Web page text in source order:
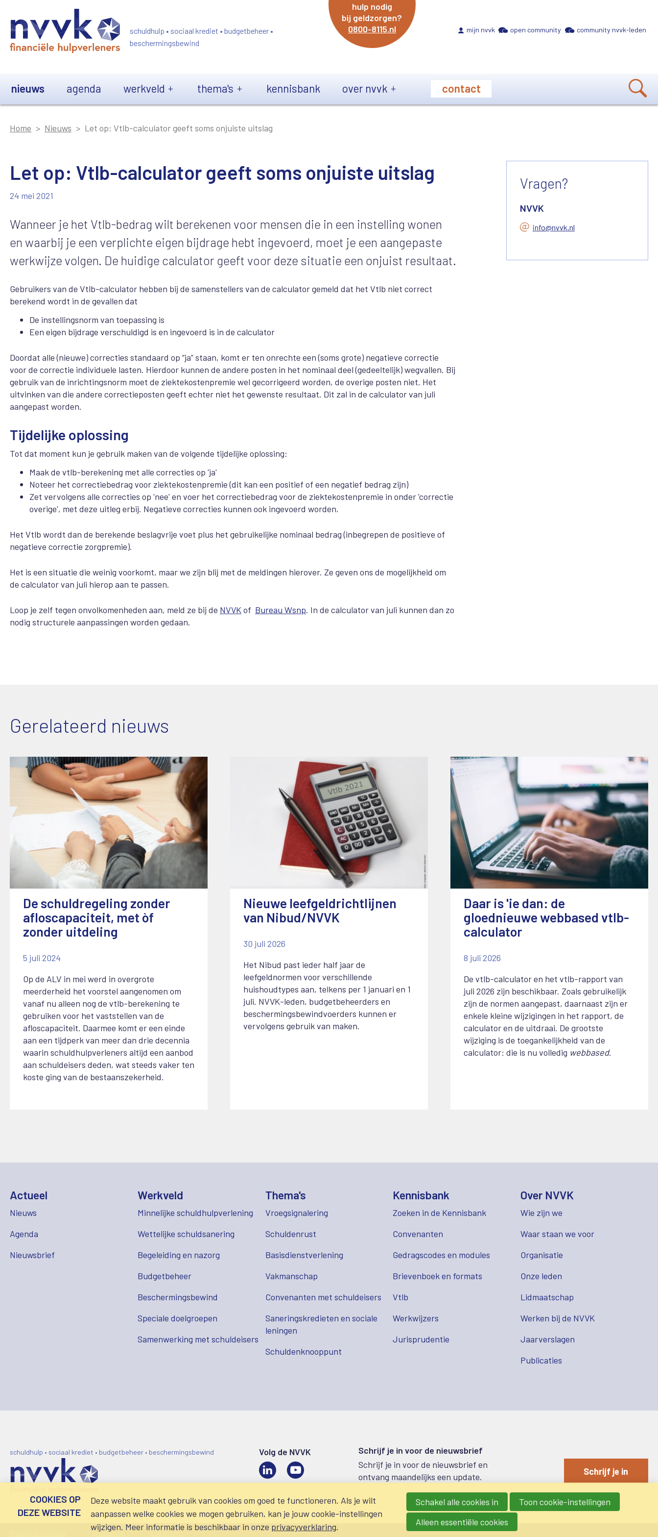
schuldhulp • sociaal krediet • budgetbeheer •
beschermingsbewind
hulp nodig
bij geldzorgen?
0800-8115.nl
mijn nvvk open community community nvvk-leden
nieuws agenda werkveld thema's kennisbank over nvvk contact
Home Nieuws Let op: Vtlb-calculator geeft soms onjuiste uitslag
Let op: Vtlb-calculator geeft soms onjuiste uitslag
24 mei 2021
Wanneer je het Vtlb-bedrag wilt berekenen voor mensen die in een instelling wonen
en waarbij je een verplichte eigen bijdrage hebt ingevoerd, moet je een aangepaste
werkwijze volgen. De huidige calculator geeft voor deze situatie een onjuist resultaat.
Gebruikers van de Vtlb-calculator hebben bij de samenstellers van de calculator gemeld dat het Vtlb niet correct
berekend wordt in de gevallen dat
De instellingsnorm van toepassing is
Een eigen bijdrage verschuldigd is en ingevoerd is in de calculator
Doordat alle (nieuwe) correcties standaard op “ja” staan, komt er ten onrechte een (soms grote) negatieve correctie
voor de correctie individuele lasten. Hierdoor kunnen de andere posten in het nominaal deel (gedeeltelijk) wegvallen. Bij
gebruik van de inrichtingsnorm moet de ziektekostenpremie wel gecorrigeerd worden, de overige posten niet. Het
uitvinken van die andere correctieposten geeft echter niet het gewenste resultaat. Dit zal in de calculator van juli
aangepast worden.
Tijdelijke oplossing
Tot dat moment kun je gebruik maken van de volgende tijdelijke oplossing:
Maak de vtlb-berekening met alle correcties op 'ja'
Noteer het correctiebedrag voor ziektekostenpremie (dit kan een positief of een negatief bedrag zijn)
Zet vervolgens alle correcties op 'nee' en voer het correctiebedrag voor de ziektekostenpremie in onder 'correctie
overige', met deze uitleg erbij. Negatieve correcties kunnen ook ingevoerd worden.
Het Vtlb wordt dan de berekende beslagvrije voet plus het gebruikelijke nominaal bedrag (inbegrepen de positieve of
negatieve correctie zorgpremie).
Het is een situatie die weinig voorkomt, maar we zijn blij met de meldingen hierover. Ze geven ons de mogelijkheid om
de calculator van juli hierop aan te passen.
Loop je zelf tegen onvolkomenheden aan, meld ze bij de NVVKof Bureau Wsnp. In de calculator van juli kunnen dan zo
nodig structurele aanpassingen worden gedaan.
Vragen?
NVVK
info@nvvk.nl
Gerelateerd nieuws
De schuldregeling zonder
afloscapaciteit, met òf
zonder uitdeling
5 juli 2024
Op de ALV in mei werd in overgrote
meerderheid het voorstel aangenomen om
vanaf nu alleen nog de vtlb-berekening te
gebruiken voor het vaststellen van de
afloscapaciteit. Daarmee komt er een einde
aan een tijdperk van meer dan drie decennia
waarin schuldhulpverleners altijd een aanbod
aan schuldeisers deden, wat steeds vaker ten
koste ging van de bestaanszekerheid.
Nieuwe leefgeldrichtlijnen
van Nibud/NVVK
30 juli 2026
Het Nibud past ieder half jaar de
leefgeldnormen voor verschillende
huishoudtypes aan, telkens per 1 januari en 1
juli. NVVK-leden, budgetbeheerders en
beschermingsbewindvoerders kunnen er
vervolgens gebruik van maken.
Daar is 'ie dan: de
gloednieuwe webbased vtlb-
calculator
8 juli 2026
De vtlb-calculator en het vtlb-rapport van
juli 2026 zijn beschikbaar. Zoals gebruikelijk
zijn de normen aangepast, daarnaast zijn er
enkele kleine wijzigingen in het rapport, de
calculator en de uitdraai. De grootste
wijziging is de toegankelijkheid van de
calculator: die is nu volledig webbased.
Actueel
Nieuws
Agenda
Nieuwsbrief
Werkveld
Minnelijke schuldhulpverlening
Wettelijke schuldsanering
Begeleiding en nazorg
Budgetbeheer
Beschermingsbewind
Speciale doelgroepen
Samenwerking met schuldeisers
Thema's
Vroegsignalering
Schuldenrust
Basisdienstverlening
Vakmanschap
Convenanten met schuldeisers
Saneringskredieten en sociale
leningen
Schuldenknooppunt
Kennisbank
Zoeken in de Kennisbank
Convenanten
Gedragscodes en modules
Brievenboek en formats
Vtlb
Werkwijzers
Jurisprudentie
Over NVVK
Wie zijn we
Waar staan we voor
Organisatie
Onze leden
Lidmaatschap
Werken bij de NVVK
Jaarverslagen
Publicaties
schuldhulp • sociaal krediet • budgetbeheer • beschermingsbewind
Volg de NVVK
LinkedIn
Schrijf je in voor de nieuwsbrief
Schrijf je in voor de nieuwsbrief en
ontvang maandelijks een update.
Schrijf je in
Disclaimer Copyright
COOKIES OP
DEZE WEBSITE
Deze website maakt gebruik van cookies om goed te functioneren. Als je wilt
aanpassen welke cookies we mogen gebruiken, kan je jouw cookie-instellingen
wijzigen. Meer informatie is beschikbaar in onze privacyverklaring.
Schakel alle cookies in
Toon cookie-instellingen
Alleen essentiële cookies